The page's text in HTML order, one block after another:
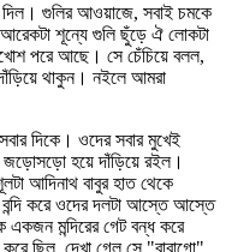
দিল। গুলির আওয়াজে, সবাই চমকে
শূন্যে গুলি ছুঁড়ে ঐ লোকটা
পরে আছে। সে চেঁচিয়ে বলল,
থাকুন। নইলে আমরা
দিকে। ওদের সবার মুখেই
হয়ে দাঁড়িয়ে রইল।
আদিনাথ বাবুর হাত থেকে
বন্দি করে ওদের দলটা আস্তে আস্তে
একজন মন্দিরের গেট বন্ধ করে
ছিল, দেখা গেল সে "বাবাগো"